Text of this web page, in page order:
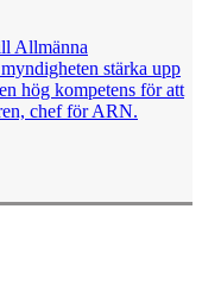
Allmänna
stärka upp
hög kompetens för att
chef för ARN.